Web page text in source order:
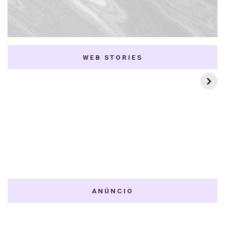
WEB STORIES
7 K-dramas Enemies
to Lovers
Thai Dramas com
First e Khaotung
ANÚNCIO